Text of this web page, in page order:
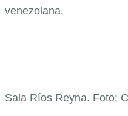
venezolana.
Sala Ríos Reyna. Foto: